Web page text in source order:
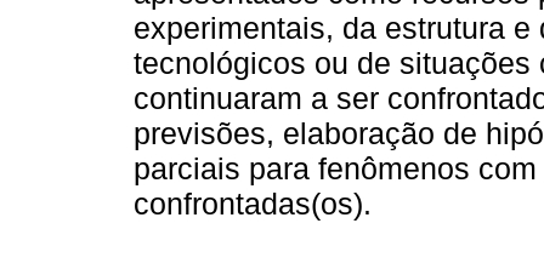
experimentais, da estrutura
tecnológicos ou de
continuaram a ser
previsões, elaboração de
parciais para fenômenos
confrontadas(os).